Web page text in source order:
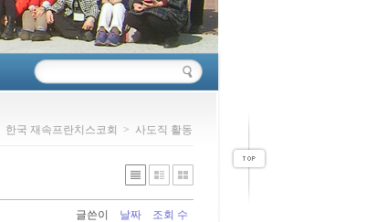
한국 재속프란치스코회 > 사도직 활동
글쓴이 날짜 조회 수